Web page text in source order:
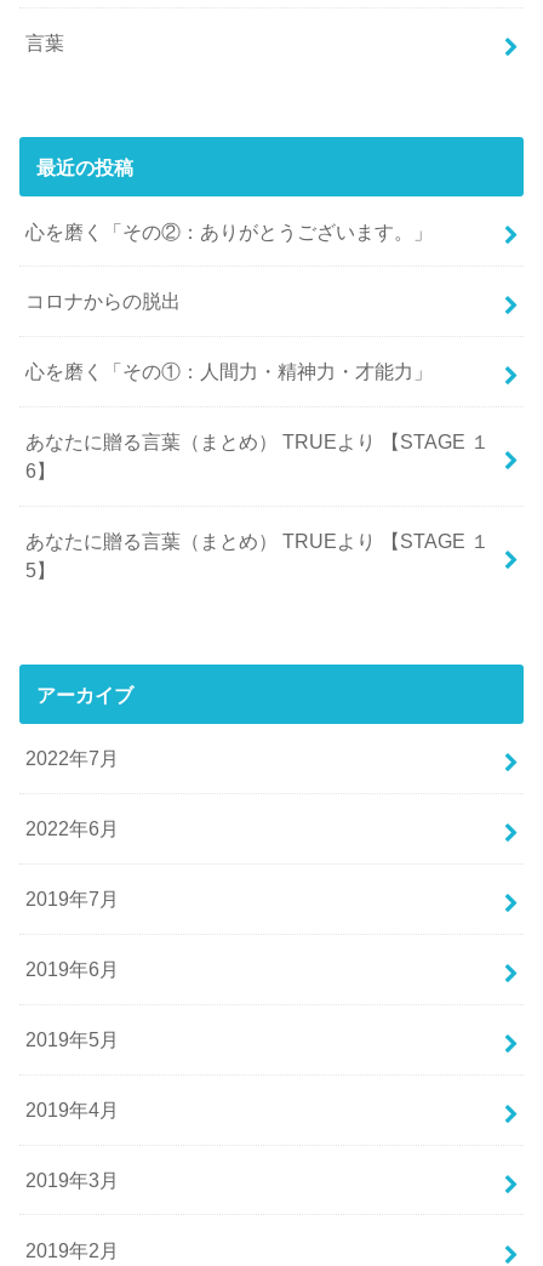
言葉
最近の投稿
心を磨く「その②：ありがとうございます。」
コロナからの脱出
心を磨く「その①：人間力・精神力・才能力」
あなたに贈る言葉（まとめ） TRUEより 【STAGE １
6】
あなたに贈る言葉（まとめ） TRUEより 【STAGE １
5】
アーカイブ
2022年7月
2022年6月
2019年7月
2019年6月
2019年5月
2019年4月
2019年3月
2019年2月